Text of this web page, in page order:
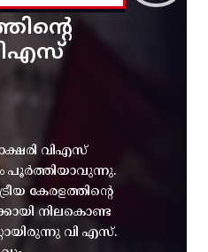
വിഎസ്
പൂർത്തിയാവുന്നു.
കേരളത്തിന്റെ
നിലകൊണ്ട
വി എസ്.